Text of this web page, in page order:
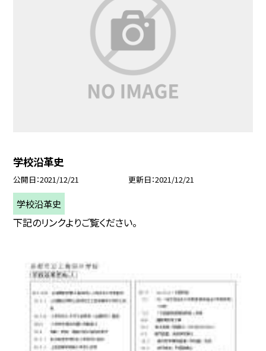
学校沿革史
公開日 2021/12/21 更新日 2021/12/21
学校沿革史
下記のリンクよりご覧ください。